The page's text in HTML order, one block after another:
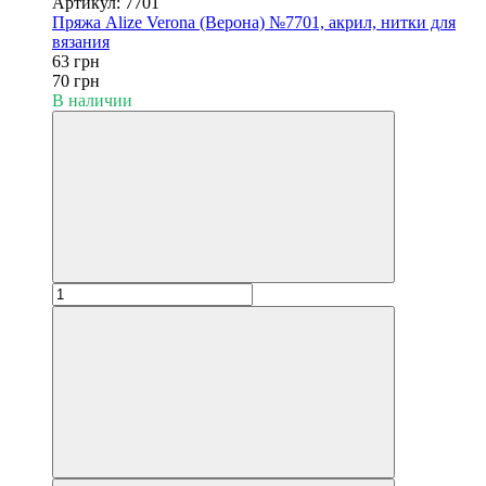
Пряжа Alize Verona (Верона) №7701, акрил, нитки для
вязания
63 грн
70 грн
В наличии